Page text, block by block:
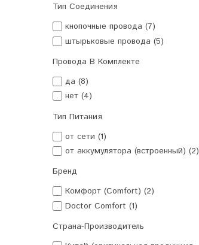
Тип Соединения
кнопочные провода (7)
штырьковые провода (5)
Провода В Комплекте
да (8)
нет (4)
Тип Питания
от сети (1)
от аккумулятора (встроенный) (2)
Бренд
Комфорт (Comfort) (2)
Doctor Comfort (1)
Страна-Производитель